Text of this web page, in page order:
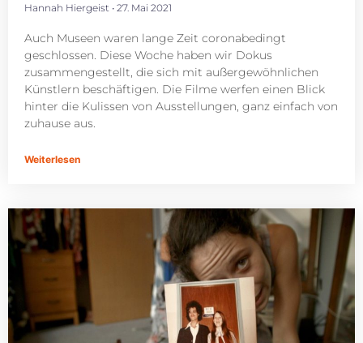
Hannah Hiergeist 27. Mai 2021
Auch Museen waren lange Zeit coronabedingt
geschlossen. Diese Woche haben wir Dokus
zusammengestellt, die sich mit außergewöhnlichen
Künstlern beschäftigen. Die Filme werfen einen Blick
hinter die Kulissen von Ausstellungen, ganz einfach von
zuhause aus.
Weiterlesen